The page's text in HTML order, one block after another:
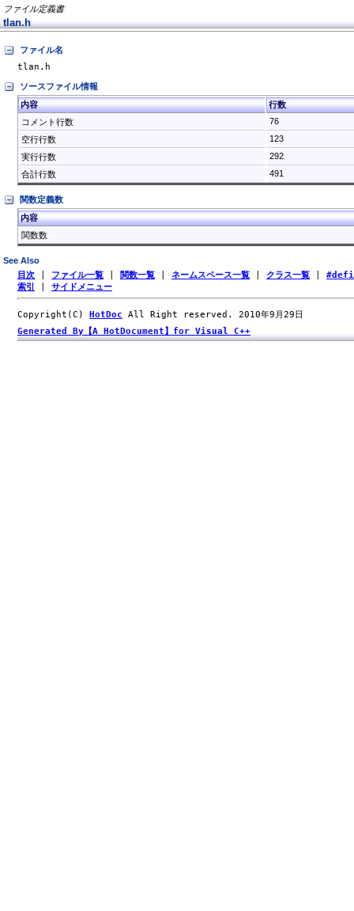
ファイル定義書
tlan.h
ファイル名
tlan.h
ソースファイル情報
内容
行数
コメント行数
76
空行行数
123
実行行数
292
合計行数
491
関数定義数
内容
関数数
See Also
目次 ファイル一覧 関数一覧 ネームスペース一覧 クラス一覧
索引
サイドメニュー
Copyright(C) HotDoc All Right reserved. 2010年9月29日
Generated By【A HotDocument】for Visual C++